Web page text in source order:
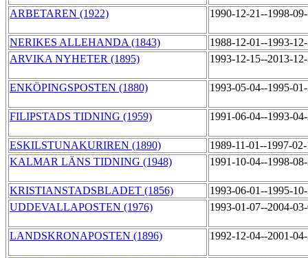
ARBETAREN (1922) 1990-12-21--1998-
NERIKES ALLEHANDA (1843)
1988-12-01--1993-
ARVIKA NYHETER (1895)
1993-12-15--2013-
ENKÖPINGSPOSTEN (1880) 1993-05-04--1995-
FILIPSTADS TIDNING (1959) 1991-06-04--1993-
ESKILSTUNAKURIREN (1890)
1989-11-01--1997-
KALMAR LÄNS TIDNING (1948)
1991-10-04--1998-
KRISTIANSTADSBLADET (1856)
1993-06-01--1995-
UDDEVALLAPOSTEN (1976)
1993-01-07--2004-
LANDSKRONAPOSTEN (1896) 1992-12-04--2001-